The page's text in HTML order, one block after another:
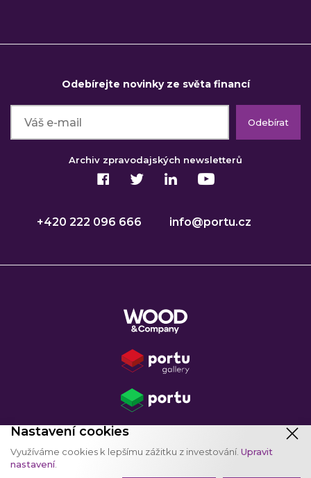
Odebírejte novinky ze světa financí
Odebírat
Archiv zpravodajských newsletterů
+420 222 096 666 info@portu.cz
Copyright © 2026
Nastavení cookies
Využíváme cookies k lepšímu zážitku z investování. Upravit
nastavení.